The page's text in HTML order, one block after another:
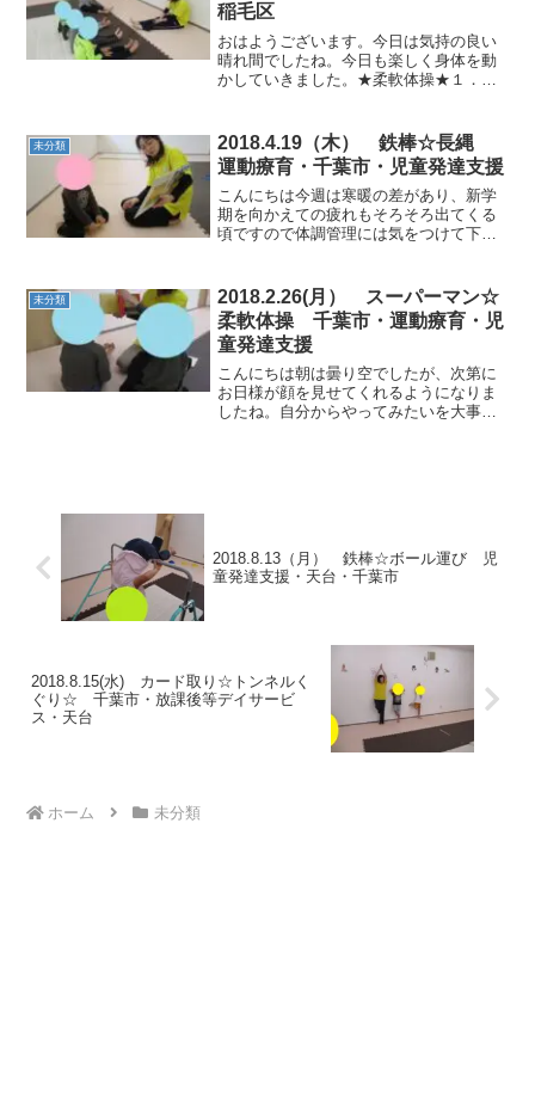
稲毛区
おはようございます。今日は気持の良い
晴れ間でしたね。今日も楽しく身体を動
かしていきました。★柔軟体操★１．
っていて、合図とともに壁でポーズをし
たりクモ歩きをして楽しみ...
未分類
2018.4.19（木） 鉄棒☆長縄
運動療育・千葉市・児童発達支援
こんにちは今週は寒暖の差があり、新学
期を向かえての疲れもそろそろ出てくる
頃ですので体調管理には気をつけて下さ
した。★絵本★リズム体操★じゃがいも
ごろごろ★鉄棒でえんとつ...
未分類
2018.2.26(月） スーパーマン☆
柔軟体操 千葉市・運動療育・児
童発達支援
こんにちは朝は曇り空でしたが、次第に
お日様が顔を見せてくれるようになりま
したね。自分からやってみたいを大事に
2018.8.13（月） 鉄棒☆ボール運び 児
童発達支援・天台・千葉市
2018.8.15(水) カード取り☆トンネルく
ぐり☆ 千葉市・放課後等デイサービ
ス・天台
ホーム 未分類